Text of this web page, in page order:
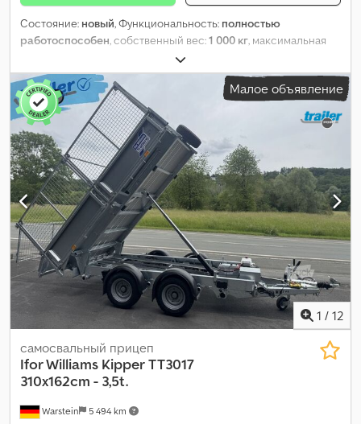
Состояние: новый, Функциональность: полностью
работоспособен, собственный вес:1 000 кг, максимальная
, общий вес:
осей:2 оси, длина грузового отсека:3 520 мм, ширина
пространства для загрузки:
, высота грузового
отсека:2 260 мм, подвеска:
параболическая рессорная
пластина
, размер шины:165R13C
прицеп с
тормозами, Год выпуска:2026,
Малое объявление
1 / 12
Warstein 5 494 km
самосвальный прицеп
Ifor Williams KipperTT3017
310x162cm - 3,5t.